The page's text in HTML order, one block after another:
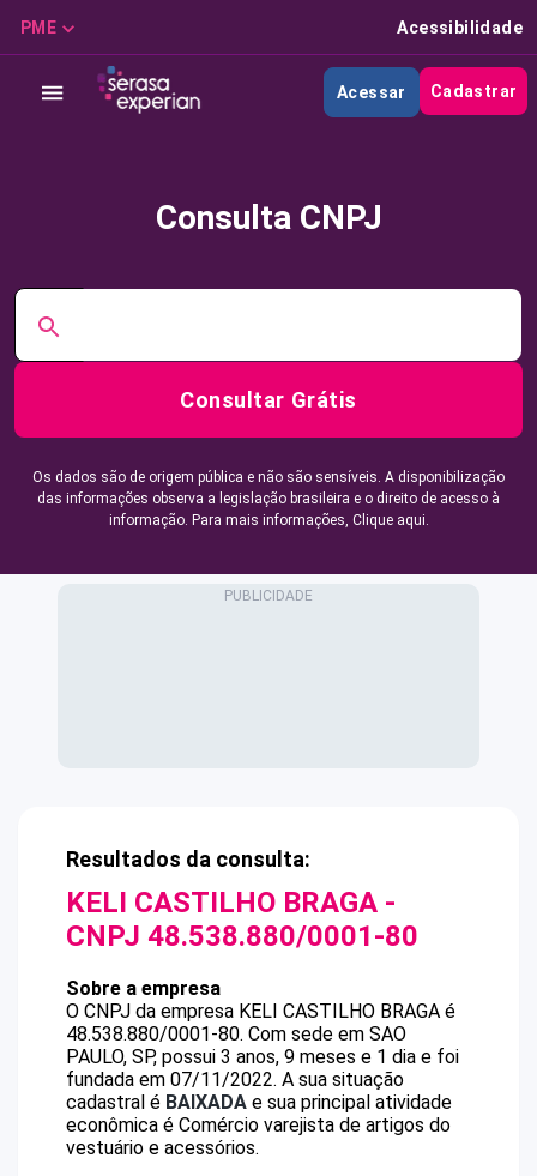
PME Acessibilidade
Acessar Cadastrar
Consulta CNPJ
Consultar Grátis
Os dados são de origem pública e não são sensíveis. A disponibilização
das informações observa a legislação brasileira e o direito de acesso à
informação. Para mais informações, Clique aqui.
Resultados da consulta:
KELI CASTILHO BRAGA -
CNPJ 48.538.880/0001-80
Sobre a empresa
O CNPJ da empresa KELI CASTILHO BRAGA é
48.538.880/0001-80. Com sede em SAO
PAULO, SP, possui 3 anos, 9 meses e 1 dia e foi
fundada em 07/11/2022. A sua situação
cadastral é BAIXADA e sua principal atividade
econômica é Comércio varejista de artigos do
vestuário e acessórios.